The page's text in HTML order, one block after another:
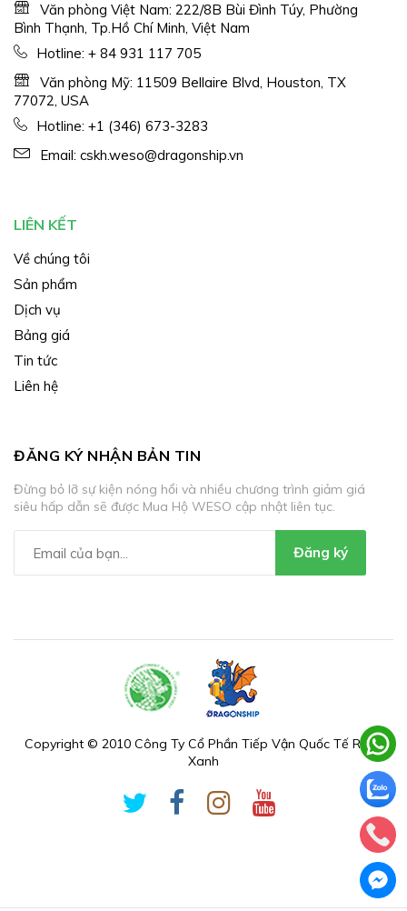
Văn phòng Việt Nam: 222/8B Bùi Đình Túy, Phường
Bình Thạnh, Tp.Hồ Chí Minh, Việt Nam
Hotline: + 84 931 117 705
Văn phòng Mỹ: 11509 Bellaire Blvd, Houston, TX
77072, USA
Hotline: +1 (346) 673-3283
Email: cskh.weso@dragonship.vn
LIÊN KẾT
Về chúng tôi
Sản phẩm
Dịch vụ
Bảng giá
Tin tức
Liên hệ
ĐĂNG KÝ NHẬN BẢN TIN
Đừng bỏ lỡ sự kiện nóng hổi và nhiều chương trình giảm giá
siêu hấp dẫn sẽ được Mua Hộ WESO cập nhật liên tục.
Đăng ký
Copyright © 2010 Công Ty Cổ Phần Tiếp Vận Quốc Tế Rồng
Xanh